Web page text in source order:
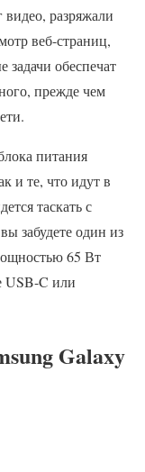
разряжали
веб-страниц,
задачи обеспечат
прежде чем
питания
и те, что идут в
таскать с
забудете один из
65 Вт
USB-C или
Galaxy